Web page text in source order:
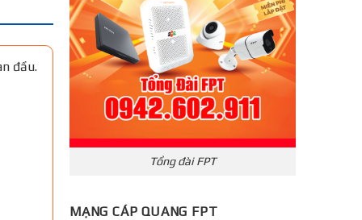
đầu.
Tổng đài FPT
MẠNG CÁP QUANG FPT